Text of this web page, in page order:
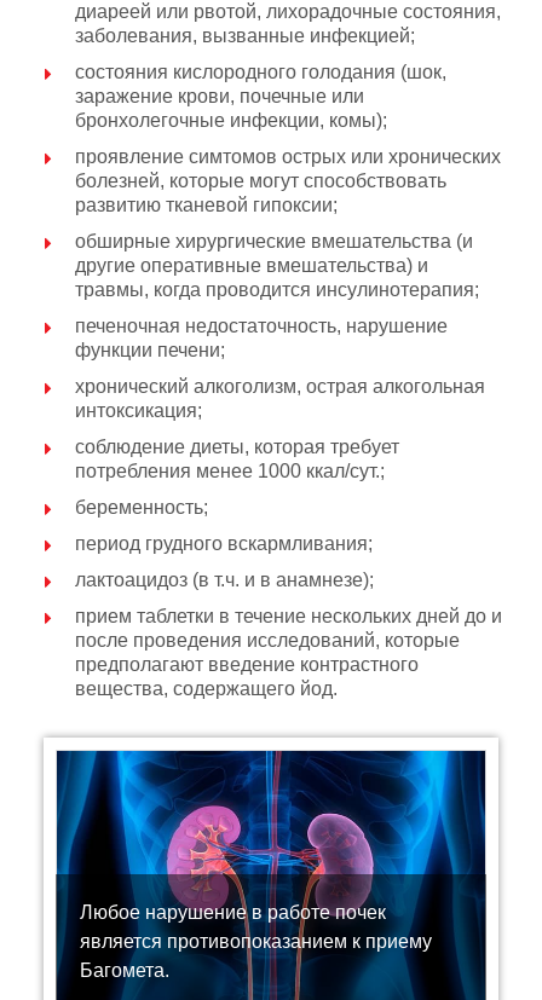
диареей или рвотой, лихорадочные состояния,
заболевания, вызванные инфекцией;
состояния кислородного голодания (шок,
заражение крови, почечные или
бронхолегочные инфекции, комы);
проявление симтомов острых или хронических
болезней, которые могут способствовать
развитию тканевой гипоксии;
обширные хирургические вмешательства (и
другие оперативные вмешательства) и
травмы, когда проводится инсулинотерапия;
печеночная недостаточность, нарушение
функции печени;
хронический алкоголизм, острая алкогольная
интоксикация;
соблюдение диеты, которая требует
потребления менее 1000 ккал/сут.;
беременность;
период грудного вскармливания;
лактоацидоз (в т.ч. и в анамнезе);
прием таблетки в течение нескольких дней до и
после проведения исследований, которые
предполагают введение контрастного
вещества, содержащего йод.
Любое нарушение в работе почек
является противопоказанием к приему
Багомета.